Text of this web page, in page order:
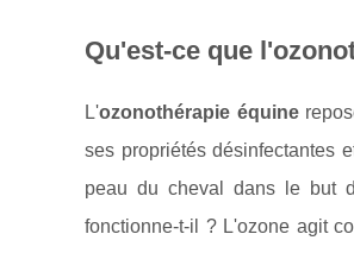
Qu'est-ce que
L'ozonothérapie équine
ses propriétés désinfectantes
peau du cheval dans le but
fonctionne-t-il ? L'ozone agit